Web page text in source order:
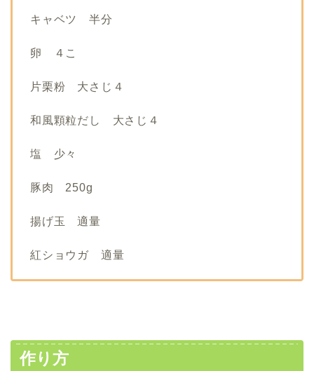
キャベツ 半分
卵 ４こ
片栗粉 大さじ４
和風顆粒だし 大さじ４
塩 少々
豚肉 250g
揚げ玉 適量
紅ショウガ 適量
作り方